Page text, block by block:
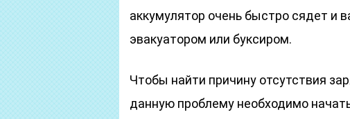
аккумулятор очень быстро сядет и
эвакуатором или буксиром.
Чтобы найти причину отсутствия
данную проблему необходимо